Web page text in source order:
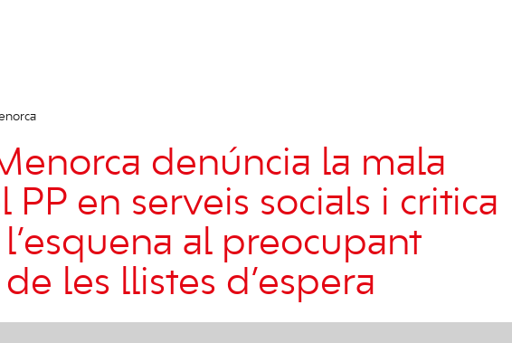
denúncia la mala
PP en serveis socials i critica
al preocupant
les llistes d’espera